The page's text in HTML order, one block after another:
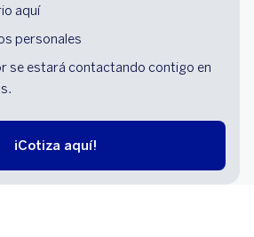
aquí
personales
se estará contactando contigo en
¡Cotiza aquí!